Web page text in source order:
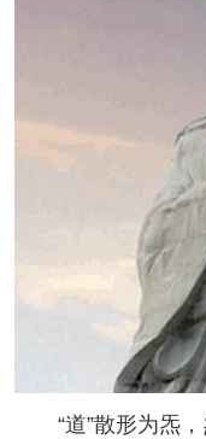
“道”散形为炁，